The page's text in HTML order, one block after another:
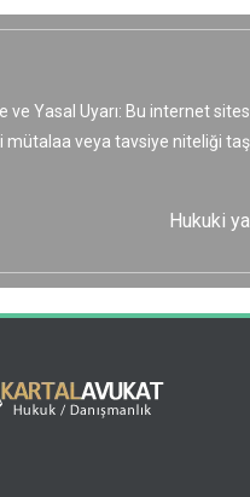
ve Yasal Uyarı: Bu internet
mütalaa veya tavsiye niteliği
Hukuki